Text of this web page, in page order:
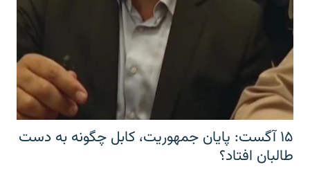
۱۵ آگست: پایان جمهوریت، کابل چگونه به دست
طالبان افتاد؟